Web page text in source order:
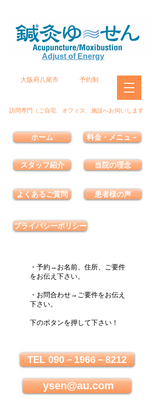
Adjust of Energy
大阪府八尾市 予約制
訪問専門（ご自宅、オフィス、施設へお伺いします
ホーム
スタッフ紹介
よくあるご質問
料金・メニュ－
当院の理念
患者様の声
プライバシーポリシー
・予約→お名前、住所、ご要件
をお伝え下さい。
・お問合わせ→ご要件をお伝え
下さい。
下のボタンを押して下さい！
TEL 090－1966－8212
ysen@au.com